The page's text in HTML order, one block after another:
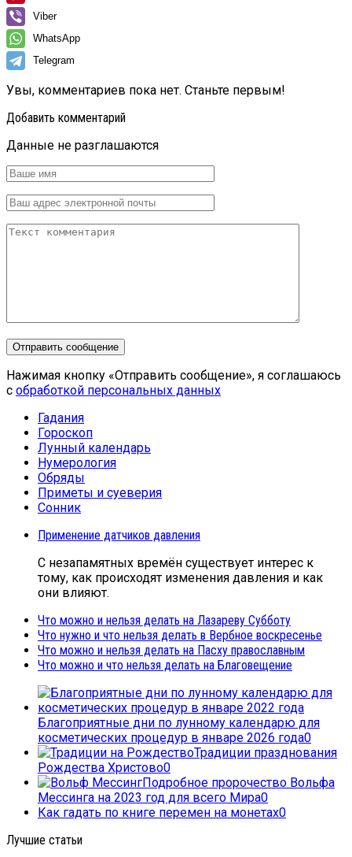
Viber
WhatsApp
Telegram
Увы, комментариев пока нет. Станьте первым!
Добавить комментарий
Данные не разглашаются
Нажимая кнопку «Отправить сообщение», я соглашаюсь
с обработкой персональных данных
Гадания
Гороскоп
Лунный календарь
Нумерология
Обряды
Приметы и суеверия
Сонник
Применение датчиков давления
С незапамятных времён существует интерес к
тому, как происходят изменения давления и как
они влияют.
Что можно и нельзя делать на Лазареву Субботу
Что нужно и что нельзя делать в Вербное воскресенье
Что можно и нельзя делать на Пасху православным
Что можно и что нельзя делать на Благовещение
Благоприятные дни по лунному календарю для
косметических процедур в январе 2026 года0
Традиции празднования
Рождества Христово0
Подробное пророчество Вольфа
Мессинга на 2023 год для всего Мира0
Как гадать по книге перемен на монетах0
Лучшие статьи